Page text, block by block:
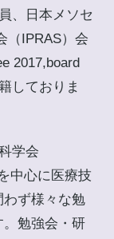
、日本メソセ
（IPRAS）会
2017,board
しておりま
学会
中心に医療技
ず様々な勉
勉強会・研